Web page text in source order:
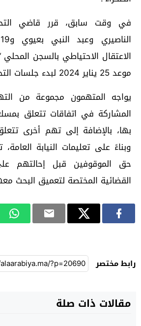
في وقت سابق، قرر قاضي
الاعتقال الاحتياطي بالسجن
موعد 25 يناير 2024 لبدء جلسات التحقيق التفصيلي.
يواجه المتهمون مجموعة من
المشاركة في اتفاقات تتعلق بمسك
بها، بالإضافة إلى تهم أخرى تتعلق
وبناءً على تعليمات النيابة
حق الموقوفين قبل إحالتهم
القضائية المختصة لتعميق البحث
رابط مختصر
مقالات ذات صلة